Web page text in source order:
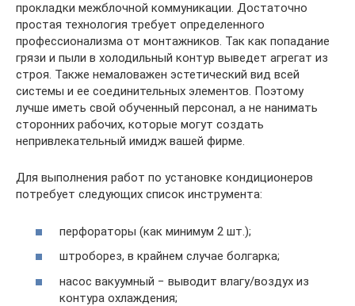
прокладки межблочной коммуникации. Достаточно
простая технология требует определенного
профессионализма от монтажников. Так как попадание
грязи и пыли в холодильный контур выведет агрегат из
строя. Также немаловажен эстетический вид всей
системы и ее соединительных элементов. Поэтому
лучше иметь свой обученный персонал, а не нанимать
сторонних рабочих, которые могут создать
непривлекательный имидж вашей фирме.
Для выполнения работ по установке кондиционеров
потребует следующих список инструмента:
перфораторы (как минимум 2 шт.);
штроборез, в крайнем случае болгарка;
насос вакуумный − выводит влагу/воздух из
контура охлаждения;